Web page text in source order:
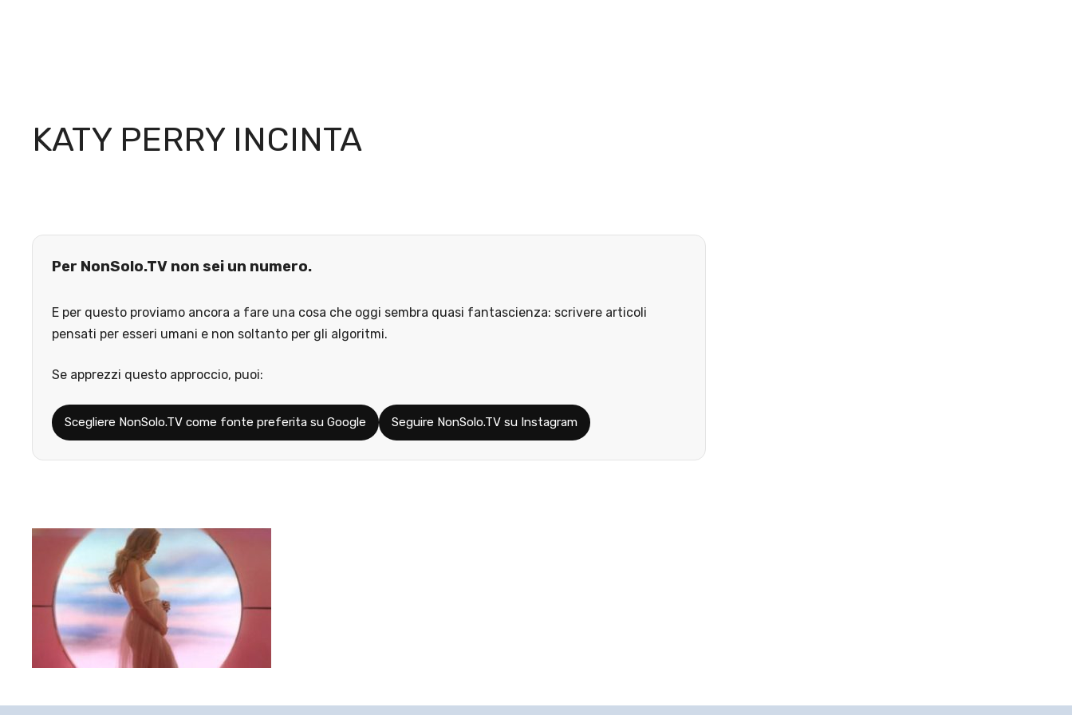
KATY PERRY INCINTA
Per NonSolo.TV non sei un numero.
E per questo proviamo ancora a fare una cosa che oggi sembra quasi fantascienza: scrivere articoli
pensati per esseri umani e non soltanto per gli algoritmi.
Se apprezzi questo approccio, puoi:
Scegliere NonSolo.TV come fonte preferita su Google Seguire NonSolo.TV su Instagram